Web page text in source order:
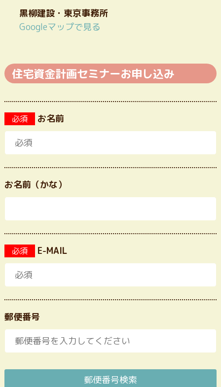
黒柳建設・東京事務所
Googleマップで見る
住宅資金計画セミナーお申し込み
必須 お名前
お名前（かな）
必須 E-MAIL
郵便番号
郵便番号検索